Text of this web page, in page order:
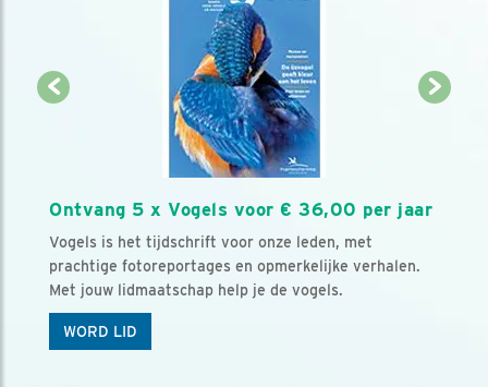
Ontvang 5 x Vogels voor € 36,00 per jaar
Vogels is het tijdschrift voor onze leden, met
prachtige fotoreportages en opmerkelijke verhalen.
Met jouw lidmaatschap help je de vogels.
WORD LID